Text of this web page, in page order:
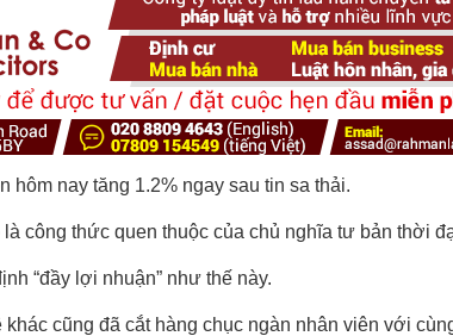
hôm nay tăng 1.2% ngay sau tin sa thải.
công thức quen thuộc của chủ nghĩa tư bản thời
“đầy lợi nhuận” như thế này.
cũng đã cắt hàng chục ngàn nhân viên với